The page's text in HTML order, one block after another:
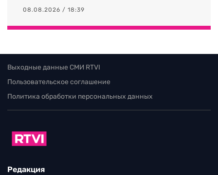
08.08.2026 / 18:39
Выходные данные СМИ RTVI
Пользовательское соглашение
Политика обработки персональных данных
Редакция